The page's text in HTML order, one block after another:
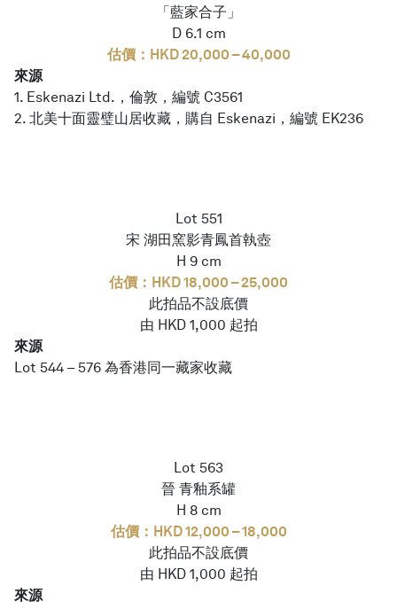
「藍家合子」
D 6.1 cm
估價：HKD 20,000 – 40,000
來源
1. Eskenazi Ltd.，倫敦，編號 C3561
2. 北美十面靈璧山居收藏，購自 Eskenazi，編號 EK236
Lot 551
宋 湖田窯影青鳳首執壺
H 9 cm
估價：HKD 18,000 – 25,000
此拍品不設底價
由 HKD 1,000 起拍
來源
Lot 544 – 576 為香港同一藏家收藏
Lot 563
晉 青釉系罐
H 8 cm
估價：HKD 12,000 – 18,000
此拍品不設底價
由 HKD 1,000 起拍
來源